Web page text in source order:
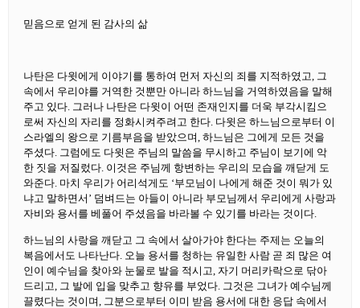
믿음으로 얻게 된 감사의 삶
나탄은 다윗에게 이야기를 통하여 먼저 자신의 죄를 지적하였고, 그
속에서 우리야를 거역한 것뿐만 아니라 하느님을 거역하였음을 말해
주고 있다. 그러나 나탄은 다윗이 어떤 존재인지를 더욱 부각시킴으
로써 자신의 자리를 정화시켜주려고 한다. 다윗은 하느님으로부터 이
스라엘의 왕으로 기름부음을 받았으며, 하느님은 그에게 모든 것을
주셨다. 그럼에도 다윗은 주님의 말씀을 무시하고 주님이 보기에 악
한 짓을 저질렀다. 이것은 주님께 항변하는 우리의 모습을 깨닫게 도
와준다. 마치 우리가 어리석게도 ‘부모님이 나에게 해준 것이 뭐가 있
냐고 말하면서’ 덤벼드는 아들이 아니라 부모님께서 우리에게 사랑과
자비와 용서를 베풀어 주셨음을 바라볼 수 있기를 바라는 것이다.
하느님의 사랑을 깨닫고 그 속에서 살아가야 한다는 주제는 오늘의
복음에서도 나타난다. 오늘 용서를 청하는 유일한 사람 곧 죄 많은 여
인이 예수님을 찾아와 눈물로 발을 적시고, 자기 머리카락으로 닦아
드리고, 그 발에 입을 맞추고 향유를 부었다. 그것은 그녀가 예수님께
끌렸다는 것이며, 그분으로부터 이미 받음 용서에 대한 응답 속에서